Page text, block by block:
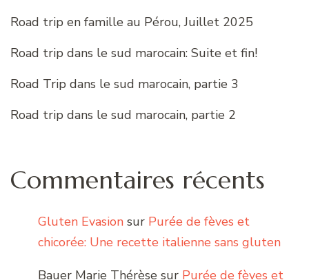
Road trip en famille au Pérou, Juillet 2025
Road trip dans le sud marocain: Suite et fin!
Road Trip dans le sud marocain, partie 3
Road trip dans le sud marocain, partie 2
Commentaires récents
Gluten Evasion sur Purée de fèves et
chicorée: Une recette italienne sans gluten
Bauer Marie Thérèse sur Purée de fèves et